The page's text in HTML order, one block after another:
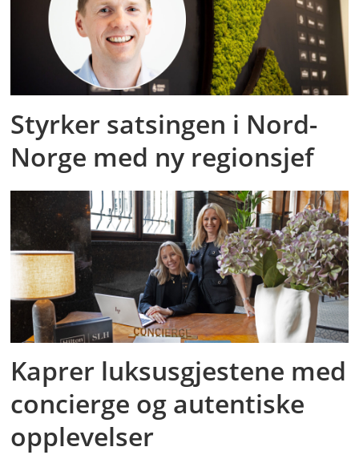
Styrker satsingen i Nord-
Norge med ny regionsjef
Kaprer luksusgjestene med
concierge og autentiske
opplevelser